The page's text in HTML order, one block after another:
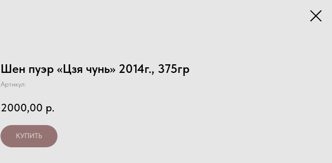
Шен пуэр «Цзя чунь» 2014г., 375гр
Артикул:
2000,00 р.
КУПИТЬ